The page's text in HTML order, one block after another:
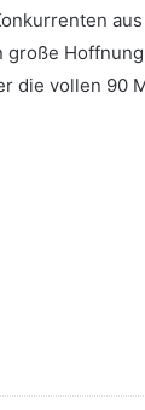
die vollen 90